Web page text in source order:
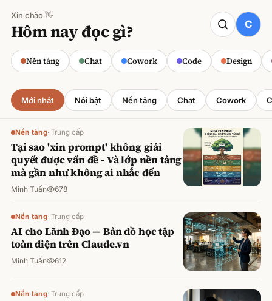
Xin chào 👋
Hôm nay đọc gì?
Nền tảng Chat Cowork Code Design
CODE
Claude cho Sales: Dự báo doanh số
chính xác
Minh Tuấn ·800 lượt xem
Mới nhất Nổi bật Nền tảng Chat Cowork
Nền tảng· Trung cấp
Tại sao 'xin prompt' không giải
quyết được vấn đề - Và lớp nền tảng
mà gần như không ai nhắc đến
Minh Tuấn 678
Nền tảng· Trung cấp
AI cho Lãnh Đạo — Bản đồ học tập
toàn diện trên Claude.vn
Minh Tuấn 612
Nền tảng· Trung cấp